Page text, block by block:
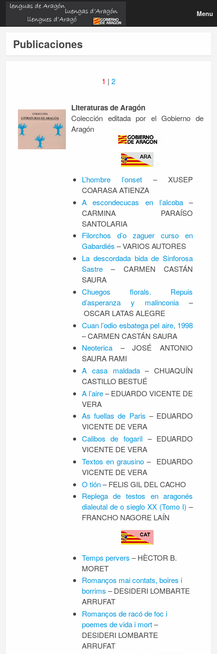
Menu
Publicaciones
1 | 2
Literaturas de Aragón
Colección editada por el Gobierno de
Aragón
L’hombre l’onset– XUSEP
COARASA ATIENZA
A escondecucas en l’alcoba–
CARMINA PARAÍSO
SANTOLARIA
Filorchos d’o zaguer curso en
Gabardiés – VARIOS AUTORES
La descordada bida de Sinforosa
Sastre– CARMEN CASTÁN
SAURA
Chuegos florals. Repuis
d’asperanza y malinconia –
OSCAR LATAS ALEGRE
Cuan l’odio esbatega pel aire, 1998
– CARMEN CASTÁN SAURA
Neoterica– JOSÉ ANTONIO
SAURA RAMI
A casa maldada– CHUAQUÍN
CASTILLO BESTUÉ
A l’aire– EDUARDO VICENTE DE
VERA
As fuellas de Paris – EDUARDO
VICENTE DE VERA
Calibos de fogaril – EDUARDO
VICENTE DE VERA
Textos en grausino– EDUARDO
VICENTE DE VERA
O tión– FELIS GIL DEL CACHO
Replega de testos en aragonés
dialeutal de o sieglo XX (Tomo I) –
FRANCHO NAGORE LAÍN
Temps pervers – HÈCTOR B.
MORET
Romanços mai contats, boires i
borrims – DESIDERI LOMBARTE
ARRUFAT
Romanços de racó de foc i
poemes de vida i mort–
DESIDERI LOMBARTE
ARRUFAT